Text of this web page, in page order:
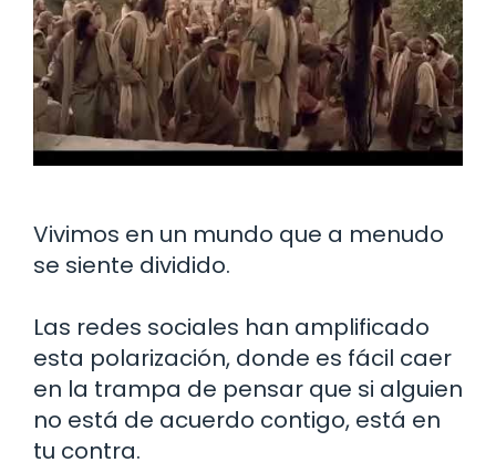
Vivimos en un mundo que a menudo
se siente dividido.
Las redes sociales han amplificado
esta polarización, donde es fácil caer
en la trampa de pensar que si alguien
no está de acuerdo contigo, está en
tu contra.